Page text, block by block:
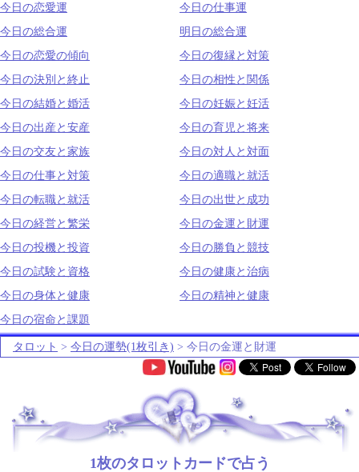
今日の恋愛運
今日の仕事運
今日の総合運
明日の総合運
今日の恋愛の傾向
今日の復縁と対策
今日の決別と終止
今日の相性と関係
今日の結婚と婚活
今日の妊娠と妊活
今日の出産と安産
今日の育児と将来
今日の交友と家族
今日の対人と対面
今日の仕事と対策
今日の適職と就活
今日の転職と就活
今日の出世と成功
今日の経営と繁栄
今日の金運と財運
今日の投機と投資
今日の勝負と競技
今日の試験と資格
今日の健康と治病
今日の身体と健康
今日の精神と健康
今日の宿命と課題
タロット > 今日の運勢(1枚引き) > 今日の金運と財運
.
1枚のタロットカードで占う